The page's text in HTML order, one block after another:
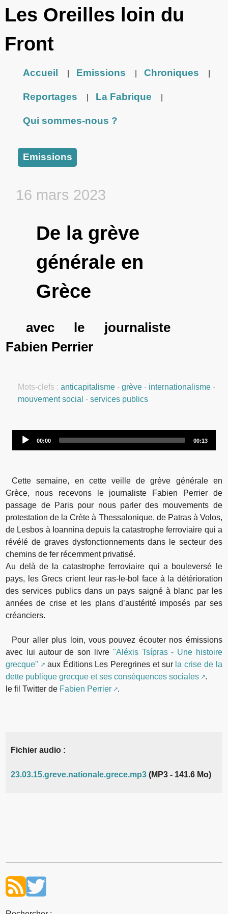
Les Oreilles loin du
Front
Accueil Emissions Chroniques
Reportages La Fabrique
Qui sommes-nous ?
Emissions
16 mars 2023
De la grève
générale en
Grèce
avec le journaliste
Fabien Perrier
Mots-clefs :anticapitalisme -grève - internationalisme -
mouvement social -services publics
00:00 00:13
Cette semaine, en cette veille de grève générale en
Grèce, nous recevons le journaliste Fabien Perrier de
passage de Paris pour nous parler des mouvements de
protestation de la Crète à Thessalonique, de Patras à Volos,
de Lesbos à Ioannina depuis la catastrophe ferroviaire qui a
révélé de graves dysfonctionnements dans le secteur des
chemins de fer récemment privatisé.
Au delà de la catastrophe ferroviaire qui a bouleversé le
pays, les Grecs crient leur ras-le-bol face à la détérioration
des services publics dans un pays saigné à blanc par les
années de crise et les plans d’austérité imposés par ses
créanciers.
Pour aller plus loin, vous pouvez écouter nos émissions
avec lui autour de son livre "Aléxis Tsípras - Une histoire
grecque"
aux Éditions Les Peregrines et sur la crise de la
dette publique grecque et ses conséquences sociales
.
le fil Twitter de Fabien Perrier .
Fichier audio :
23.03.15.greve.nationale.grece.mp3 (MP3 - 141.6 Mo)